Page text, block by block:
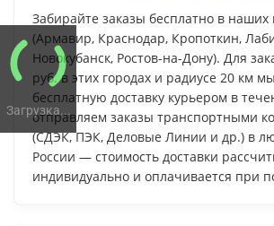
Загрузка...
Забирайте заказы бесплатно в наших
(Армавир, Краснодар, Кропоткин,
Новокубанск, Ростов-на-Дону). Для
руб. в этих городах и радиусе 20 км
бесплатную доставку курьером в
отправляем заказы транспортными
(СДЭК, ПЭК, Деловые Линии и др.) в
России — стоимость доставки
индивидуально и оплачивается при